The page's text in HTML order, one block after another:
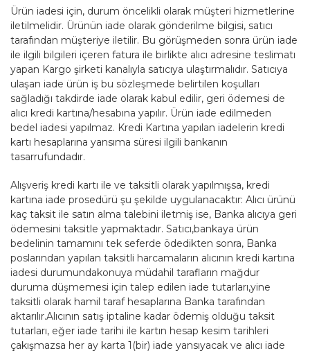
Ürün iadesi için, durum öncelikli olarak müşteri hizmetlerine
iletilmelidir. Ürünün iade olarak gönderilme bilgisi, satıcı
tarafından müşteriye iletilir. Bu görüşmeden sonra ürün iade
ile ilgili bilgileri içeren fatura ile birlikte alıcı adresine teslimatı
yapan Kargo şirketi kanalıyla satıcıya ulaştırmalıdır. Satıcıya
ulaşan iade ürün iş bu sözleşmede belirtilen koşulları
sağladığı takdirde iade olarak kabul edilir, geri ödemesi de
alıcı kredi kartına/hesabına yapılır. Ürün iade edilmeden
bedel iadesi yapılmaz. Kredi Kartına yapılan iadelerin kredi
kartı hesaplarına yansıma süresi ilgili bankanın
tasarrufundadır.
Alışveriş kredi kartı ile ve taksitli olarak yapılmışsa, kredi
kartına iade prosedürü şu şekilde uygulanacaktır: Alıcı ürünü
kaç taksit ile satın alma talebini iletmiş ise, Banka alıcıya geri
ödemesini taksitle yapmaktadır. Satıcı,bankaya ürün
bedelinin tamamını tek seferde ödedikten sonra, Banka
poslarından yapılan taksitli harcamaların alıcının kredi kartına
iadesi durumundakonuya müdahil tarafların mağdur
duruma düşmemesi için talep edilen iade tutarları,yine
taksitli olarak hamil taraf hesaplarına Banka tarafından
aktarılır.Alıcının satış iptaline kadar ödemiş olduğu taksit
tutarları, eğer iade tarihi ile kartın hesap kesim tarihleri
çakışmazsa her ay karta 1(bir) iade yansıyacak ve alıcı iade